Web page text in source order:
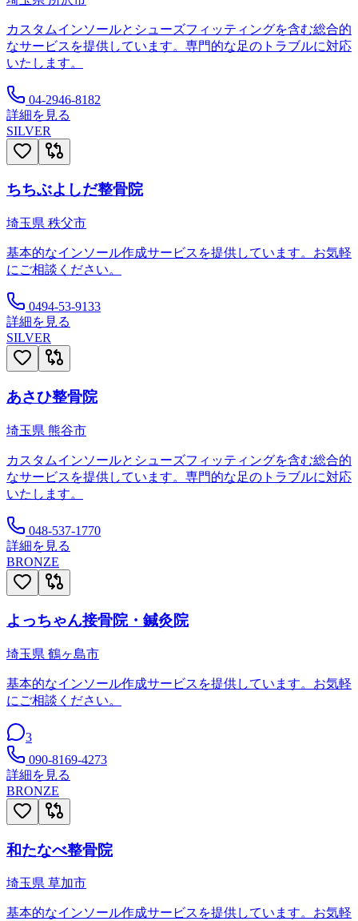
カスタムインソールとシューズフィッティングを含む総合的
なサービスを提供しています。専門的な足のトラブルに対応
いたします。
04-2946-8182
詳細を見る
SILVER
ちちぶよしだ整骨院
埼玉県 秩父市
基本的なインソール作成サービスを提供しています。お気軽
にご相談ください。
0494-53-9133
詳細を見る
SILVER
あさひ整骨院
埼玉県 熊谷市
カスタムインソールとシューズフィッティングを含む総合的
なサービスを提供しています。専門的な足のトラブルに対応
いたします。
048-537-1770
詳細を見る
BRONZE
よっちゃん接骨院・鍼灸院
埼玉県 鶴ヶ島市
基本的なインソール作成サービスを提供しています。お気軽
にご相談ください。
3
090-8169-4273
詳細を見る
BRONZE
和たなべ整骨院
埼玉県 草加市
基本的なインソール作成サービスを提供しています。お気軽